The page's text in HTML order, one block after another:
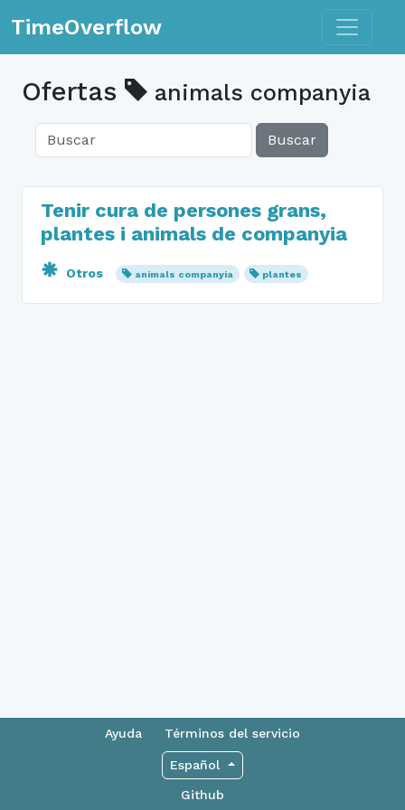
TimeOverflow Toggle
Ofertas animals companyia
Buscar
Tenir cura de persones grans,
plantes i animals de companyia
Otros animals companyia plantes
Ayuda Términos del servicio
Español
Github